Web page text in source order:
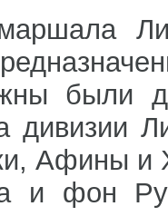
были
дивизии
Афины
и фон